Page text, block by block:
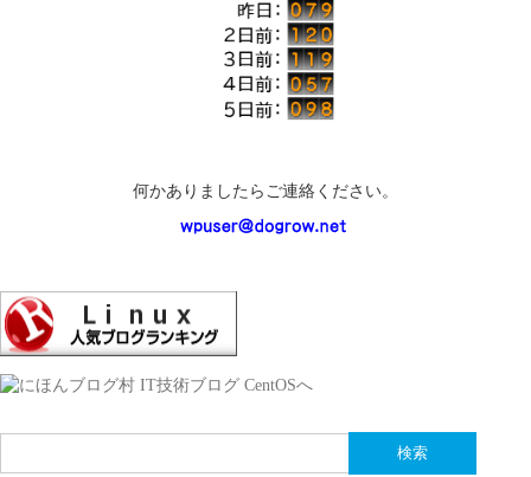
何かありましたらご連絡ください。
索: